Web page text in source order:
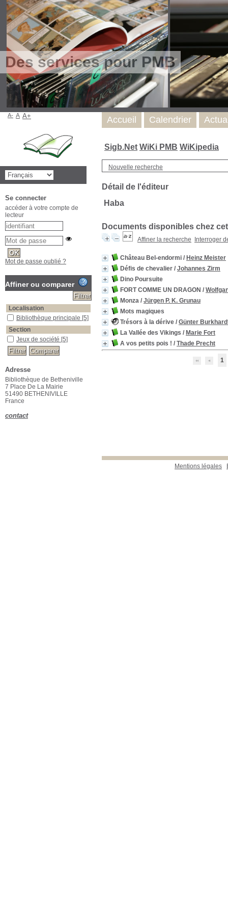
Des services pour PMB
Sigb.Net WiKi PMB WiKipedia
Nouvelle recherche
Détail de l'éditeur
Haba
Documents disponibles chez
Affiner la recherche Interroger
Château Bel-endormi / Heinz Meister
Défis de chevalier / Johannes Zirm
Dino Poursuite
FORT COMME UN DRAGON /
Monza / Jürgen P. K. Grunau
Mots magiques
Trésors à la dérive / Günter
La Vallée des Vikings / Marie Fort
A vos petits pois ! / Thade Precht
1
Mentions légales
Accueil Calendrier
A- A A+
Se connecter
accéder à votre compte de
lecteur
Mot de passe oublié ?
Affiner ou comparer
Localisation
Bibliothèque principale [5]
Section
Jeux de société [5]
Adresse
Bibliothèque de Betheniville
7 Place De La Mairie
51490 BETHENIVILLE
France
contact